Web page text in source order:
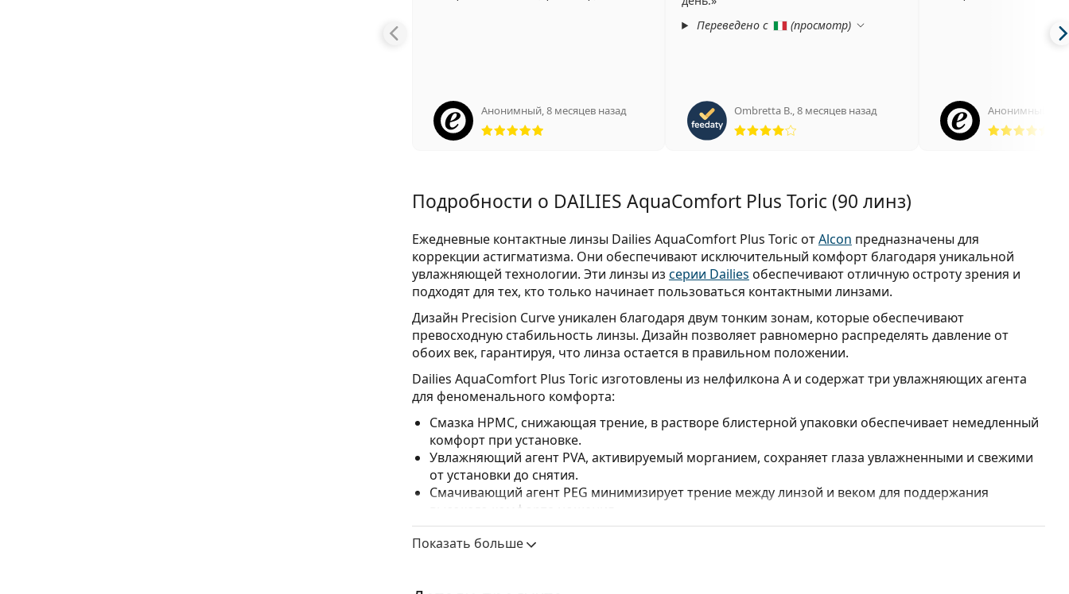
Анонимный,8 месяцев назад
Рейтинг 5 из 5
Переведено с
(просмотр)
Ombretta B.,8 месяцев назад
Рейтинг 4 из 5
Анонимный
Подробности о DAILIES AquaComfort Plus Toric (90 линз)
Ежедневные контактные линзы Dailies AquaComfort Plus Toric отAlcon предназначены для
коррекции астигматизма. Они обеспечивают исключительный комфорт благодаря уникальной
увлажняющей технологии. Эти линзы из серии Dailies обеспечивают отличную остроту зрения и
подходят для тех, кто только начинает пользоваться контактными линзами.
Дизайн Precision Curve уникален благодаря двум тонким зонам, которые обеспечивают
превосходную стабильность линзы. Дизайн позволяет равномерно распределять давление от
обоих век, гарантируя, что линза остается в правильном положении.
Dailies AquaComfort Plus Toric изготовлены из нелфилкона А и содержат три увлажняющих агента
для феноменального комфорта:
Смазка HPMC, снижающая трение, в растворе блистерной упаковки обеспечивает немедленный
комфорт при установке.
Увлажняющий агент PVA, активируемый морганием, сохраняет глаза увлажненными и свежими
от установки до снятия.
Смачивающий агент PEG минимизирует трение между линзой и веком для поддержания
высокого комфорта ношения.
Производство линз с определенными параметрами прекращено. Поэтому невозможно заказать
параметры, которые не отображаются.
Показать больше